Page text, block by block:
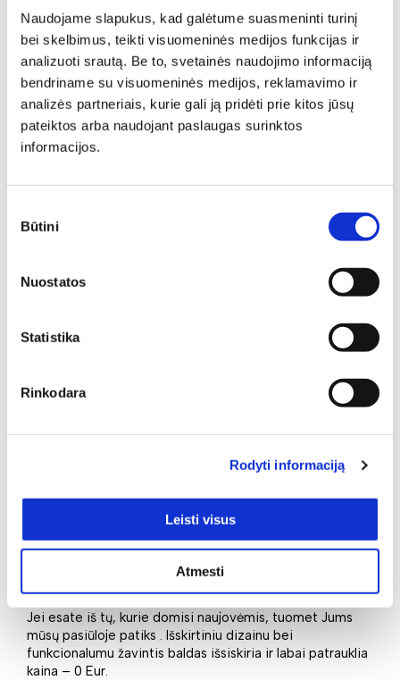
Naudojame slapukus, kad galėtume suasmeninti turinį
bei skelbimus, teikti visuomeninės medijos funkcijas ir
analizuoti srautą. Be to, svetainės naudojimo informaciją
bendriname su visuomeninės medijos, reklamavimo ir
analizės partneriais, kurie gali ją pridėti prie kitos jūsų
pateiktos arba naudojant paslaugas surinktos
informacijos.
pasirinkimas
Būtini
Nuostatos
Statistika
Rinkodara
Rodyti informaciją
Leisti visus
Atmesti
Minkšti baldai -
jaukumas ir stilius jūsų
namuose
Minkšti baldai yra vienas svarbiausių interjero elementų,
kuris suteikia erdvei jaukumo, estetikos ir patogumo. Jie
proporcijas ar tiesiog sukurti vietą atsipalaidavimui.
atsisėsti, dirbti, komfortiškai miegoti, jaukiai įsitaisius
dalykų. Džiaugiamės galėdami pasiūlyti labai platų baldų
yra Staliukai transformeriai. 1 – tiek baldų Jūsų dėmesio
Jei esate iš tų, kurie domisi naujovėmis, tuomet Jums
mūsų pasiūloje patiks . Išskirtiniu dizainu bei
funkcionalumu žavintis baldas išsiskiria ir labai patrauklia
kaina – 0 Eur.